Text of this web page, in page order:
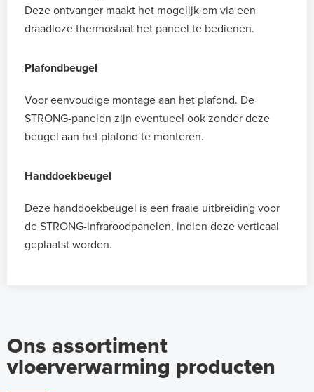
Deze ontvanger maakt het mogelijk om via een
draadloze thermostaat het paneel te bedienen.
Plafondbeugel
Voor eenvoudige montage aan het plafond. De
STRONG-panelen zijn eventueel ook zonder deze
beugel aan het plafond te monteren.
Handdoekbeugel
Deze handdoekbeugel is een fraaie uitbreiding voor
de STRONG-infraroodpanelen, indien deze verticaal
geplaatst worden.
Ons assortiment
vloerverwarming producten